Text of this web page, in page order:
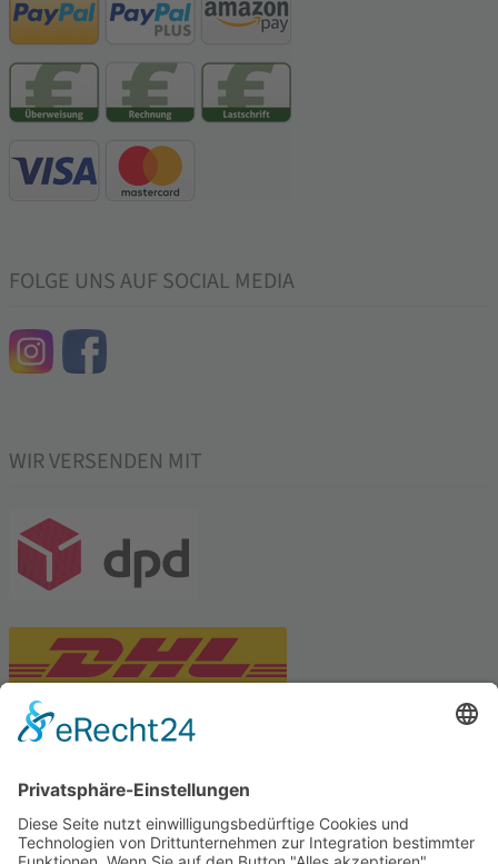
FOLGE UNS AUF SOCIAL MEDIA
WIR VERSENDEN MIT
Tekal – Textile Lebensqualität
Exklusive moderne & Orientteppiche